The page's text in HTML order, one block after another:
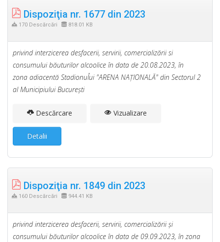
Dispoziţia nr. 1677 din 2023
170 Descărcări 818.01 KB
privind interzicerea desfacerii, servirii, comercializării si
consumului băuturilor alcoolice în data de 20.08.2023, în
zona adiacentă StadionuÎui "ARENA NAŢIONALĂ" din Sectorul 2
al Municipiului Bucureşti
Descărcare Vizualizare
Detalii
Dispoziţia nr. 1849 din 2023
160 Descărcări 944.41 KB
privind interzicerea desfacerii, servirii, comercializării şi
consumului băuturilor alcoolice în data de 09.09.2023, în zona